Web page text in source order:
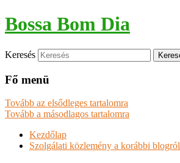
Bossa Bom Dia
Keresés
Fő menü
Tovább az elsődleges tartalomra
Tovább a másodlagos tartalomra
Kezdőlap
Szolgálati közlemény a korábbi blogról